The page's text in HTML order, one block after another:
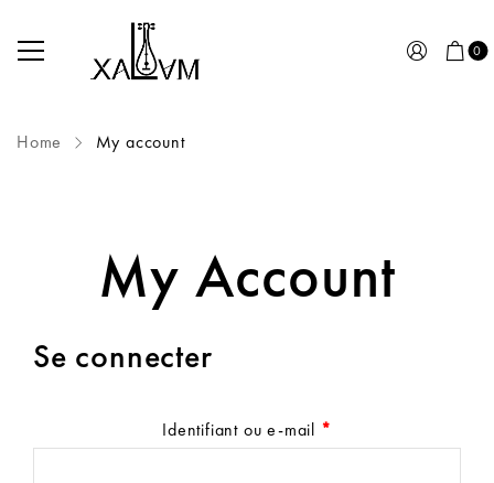
0
Home My account
My Account
Se connecter
Identifiant ou e-mail *